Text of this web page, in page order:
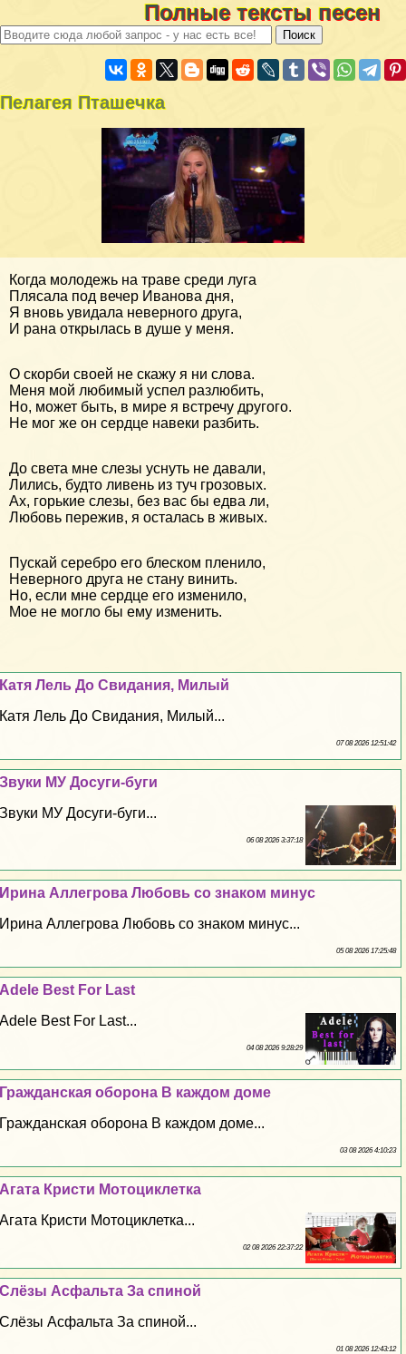
Полные тексты песен
Пелагея Пташечка
Когда молодежь на траве среди луга
Плясала под вечер Иванова дня,
Я вновь увидала неверного друга,
И рана открылась в душе у меня.
О скорби своей не скажу я ни слова.
Меня мой любимый успел разлюбить,
Но, может быть, в мире я встречу другого.
Не мог же он сердце навеки разбить.
До света мне слезы уснуть не давали,
Лились, будто ливень из туч грозовых.
Ах, горькие слезы, без вас бы едва ли,
Любовь пережив, я осталась в живых.
Пускай серебро его блеском пленило,
Неверного друга не стану винить.
Но, если мне сердце его изменило,
Мое не могло бы ему изменить.
Катя Лель До Свидания, Милый
Катя Лель До Свидания, Милый...
07 08 2026 12:51:42
Звуки МУ Досуги-буги
Звуки МУ Досуги-буги...
06 08 2026 3:37:18
Ирина Аллегрова Любовь со знаком минус
Ирина Аллегрова Любовь со знаком минус...
05 08 2026 17:25:48
Adele Best For Last
Adele Best For Last...
04 08 2026 9:28:29
Гражданская оборона В каждом доме
Гражданская оборона В каждом доме...
03 08 2026 4:10:23
Агата Кристи Мотоциклетка
Агата Кристи Мотоциклетка...
02 08 2026 22:37:22
Слёзы Асфальта За спиной
Слёзы Асфальта За спиной...
01 08 2026 12:43:12